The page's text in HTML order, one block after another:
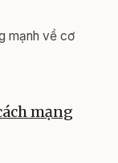
mạnh về cơ
mạng